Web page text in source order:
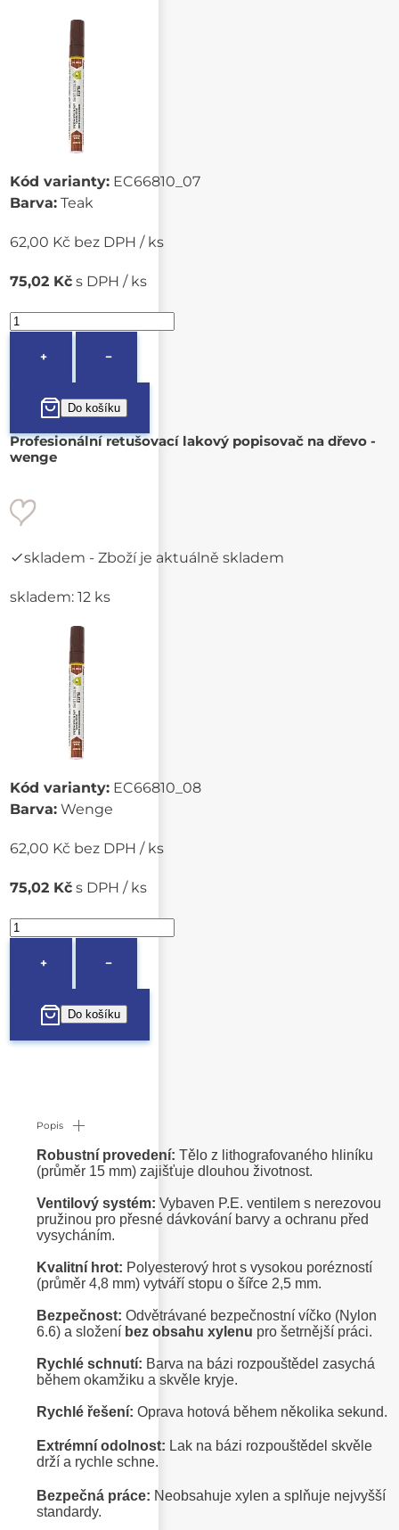
Kód varianty: EC66810_07
Barva: Teak
62,00 Kč bez DPH / ks
75,02 Kč s DPH / ks
+ −
Profesionální retušovací lakový popisovač na dřevo -
wenge
skladem - Zboží je aktuálně skladem
skladem: 12 ks
Kód varianty: EC66810_08
Barva: Wenge
62,00 Kč bez DPH / ks
75,02 Kč s DPH / ks
+ −
Popis
Robustní provedení: Tělo z lithografovaného hliníku
(průměr 15 mm) zajišťuje dlouhou životnost.
Ventilový systém: Vybaven P.E. ventilem s nerezovou
pružinou pro přesné dávkování barvy a ochranu před
vysycháním.
Kvalitní hrot: Polyesterový hrot s vysokou porézností
(průměr 4,8 mm) vytváří stopu o šířce 2,5 mm.
Bezpečnost: Odvětrávané bezpečnostní víčko (Nylon
6.6) a složení bez obsahu xylenu pro šetrnější práci.
Rychlé schnutí: Barva na bázi rozpouštědel zasychá
během okamžiku a skvěle kryje.
Rychlé řešení: Oprava hotová během několika sekund.
Extrémní odolnost: Lak na bázi rozpouštědel skvěle
drží a rychle schne.
Bezpečná práce: Neobsahuje xylen a splňuje nejvyšší
standardy.